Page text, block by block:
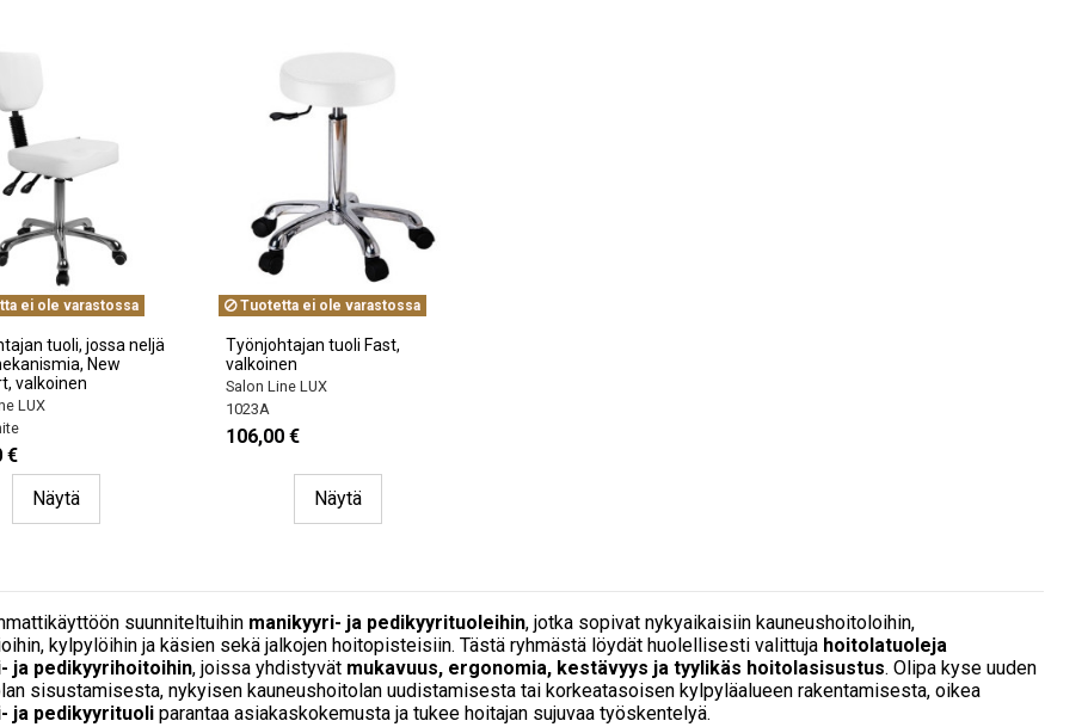
ei ole varastossa
tuoli, jossa neljä
New
valkoinen
LUX
€
Näytä
Tuotetta ei ole varastossa
Työnjohtajan tuoli Fast,
valkoinen
Salon Line LUX
1023A
106,00 €
Näytä
suunniteltuihin manikyyri- ja pedikyyrituoleihin, jotka sopivat nykyaikaisiin kauneushoitoloihin,
kylpylöihin ja käsien sekä jalkojen hoitopisteisiin. Tästä ryhmästä löydät huolellisesti valittuja hoitolatuoleja
ja pedikyyrihoitoihin, joissa yhdistyvät mukavuus, ergonomia, kestävyys ja tyylikäs hoitolasisustus. Olipa kyse uuden
sisustamisesta, nykyisen kauneushoitolan uudistamisesta tai korkeatasoisen kylpyläalueen rakentamisesta, oikea
ja pedikyyrituoli parantaa asiakaskokemusta ja tukee hoitajan sujuvaa työskentelyä.